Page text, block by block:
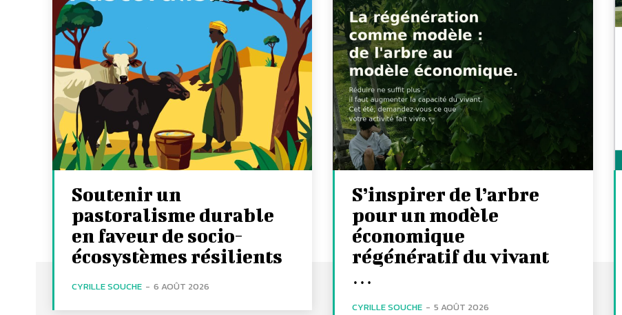
Soutenir un
pastoralisme durable
en faveur de socio-
écosystèmes résilients
CYRILLE SOUCHE - 6 AOÛT 2026
S’inspirer de l’arbre
pour un modèle
économique
régénératif du vivant
…
CYRILLE SOUCHE - 5 AOÛT 2026